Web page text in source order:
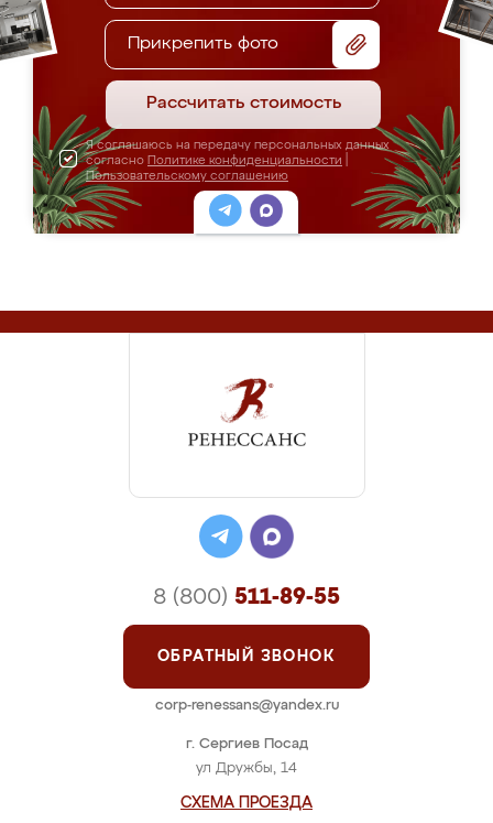
Прикрепить фото
Рассчитать стоимость
Я соглашаюсь на передачу персональных данных
согласно Политике конфиденциальности
Пользовательскому соглашению
г. Сергиев Посад
ул Дружбы, 14
СХЕМА ПРОЕЗДА
8 (800) 511-89-55
ОБРАТНЫЙ ЗВОНОК
corp-renessans@yandex.ru